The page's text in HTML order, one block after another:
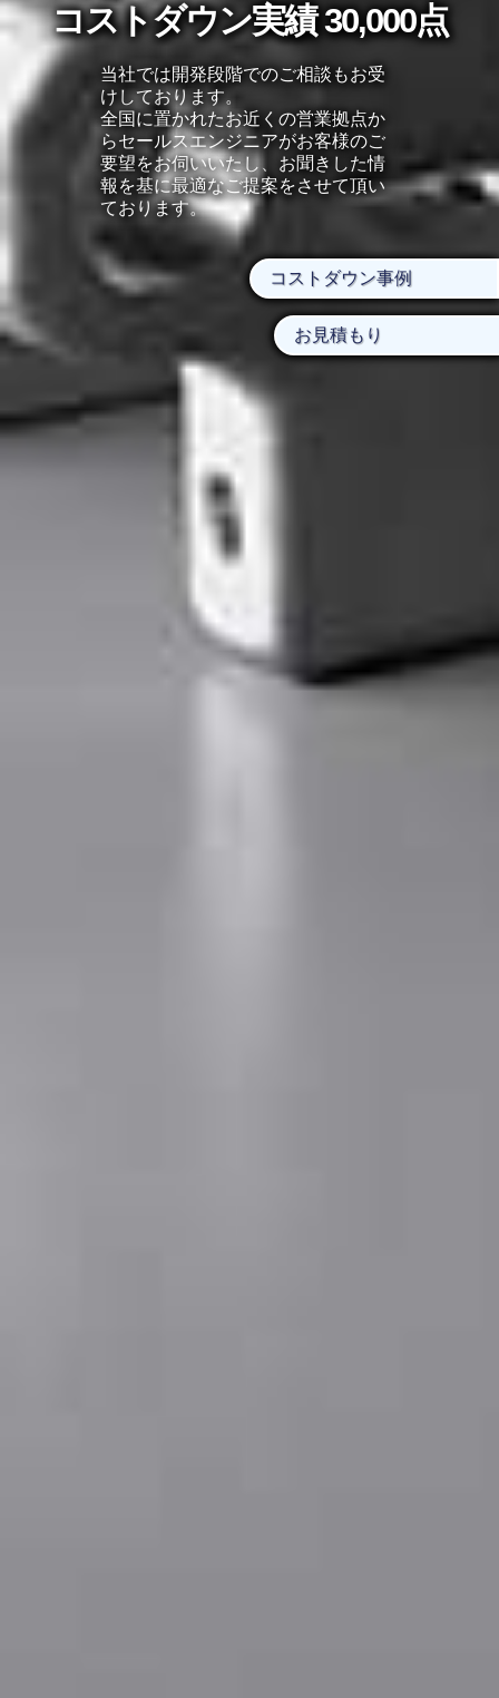
コストダウン実績 30,000点
当社では開発段階でのご相談もお受
けしております。
全国に置かれたお近くの営業拠点か
らセールスエンジニアがお客様のご
要望をお伺いいたし、お聞きした情
報を基に最適なご提案をさせて頂い
ております。
コストダウン事例
お見積もり
万全の品質保証体制
徹底した品質検査・管理から確かな
品質を約束します。
さらに詳しく